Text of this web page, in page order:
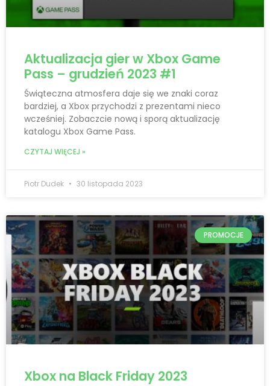
Aktualizacja gier w Xbox Game
Pass – grudzień 2023 #1
Świąteczna atmosfera daje się we znaki coraz
bardziej, a Xbox przychodzi z prezentami nieco
wcześniej. Zobaczcie nową i sporą aktualizację
katalogu Xbox Game Pass.
CZYTAJ WIĘCEJ »
Piotr Dudek 30 listopada 2023
PROMOCJE
Xbox na Black Friday 2023